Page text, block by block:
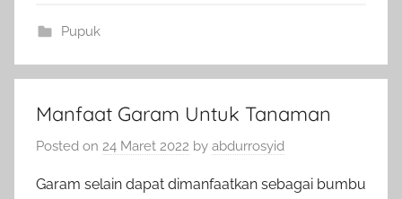
Pupuk
Manfaat Garam Untuk Tanaman
Posted on 24 Maret 2022 by abdurrosyid
Garam selain dapat dimanfaatkan sebagai bumbu